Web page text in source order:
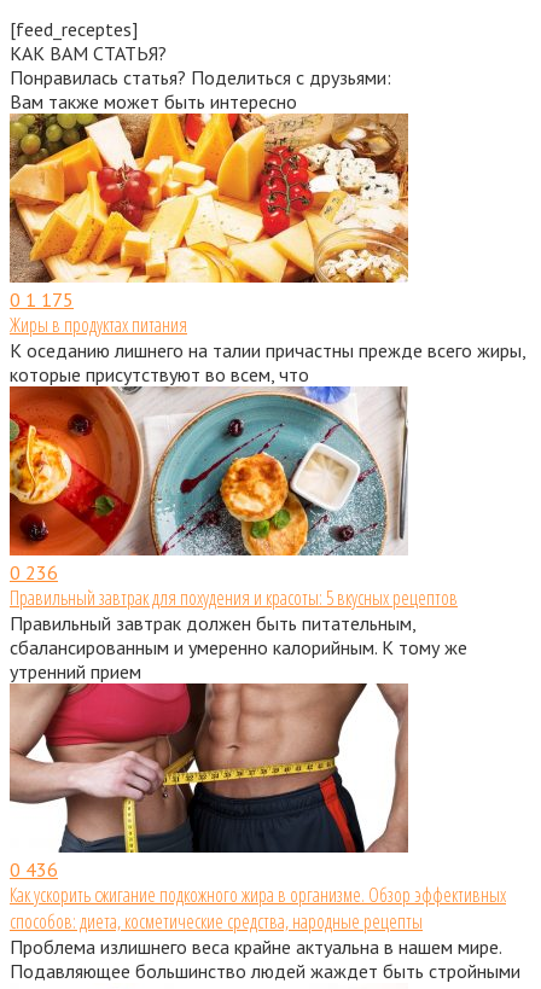
[feed_receptes]
КАК ВАМ СТАТЬЯ?
Понравилась статья? Поделиться с друзьями:
Вам также может быть интересно
0 1 175
Жиры в продуктах питания
К оседанию лишнего на талии причастны прежде всего жиры,
которые присутствуют во всем, что
0 236
Правильный завтрак для похудения и красоты: 5 вкусных рецептов
Правильный завтрак должен быть питательным,
сбалансированным и умеренно калорийным. К тому же
утренний прием
0 436
Как ускорить сжигание подкожного жира в организме. Обзор эффективных
способов: диета, косметические средства, народные рецепты
Проблема излишнего веса крайне актуальна в нашем мире.
Подавляющее большинство людей жаждет быть стройными